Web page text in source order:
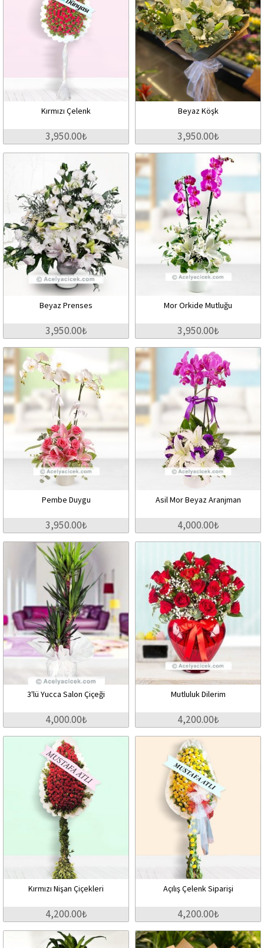
Kırmızı Çelenk
3,950.00₺
Beyaz Köşk
3,950.00₺
Beyaz Prenses
3,950.00₺
Mor Orkide Mutluğu
3,950.00₺
Pembe Duygu
3,950.00₺
Asil Mor Beyaz Aranjman
4,000.00₺
3'lü Yucca Salon Çiçeği
4,000.00₺
Mutluluk Dilerim
4,200.00₺
Kırmızı Nişan Çiçekleri
4,200.00₺
Açılış Çelenk Siparişi
4,200.00₺